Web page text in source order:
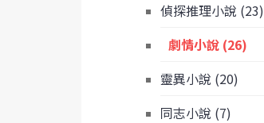
偵探推理小說 (23)
劇情小說 (26)
靈異小說 (20)
同志小說 (7)